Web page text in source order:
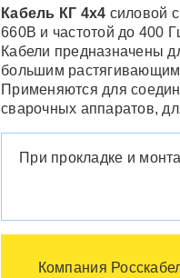
Кабель КГ 4х4 силовой
660В и частотой до 400
Кабели предназначены
большим
Применяются для
сварочных аппаратов,
При прокладке и
Компания